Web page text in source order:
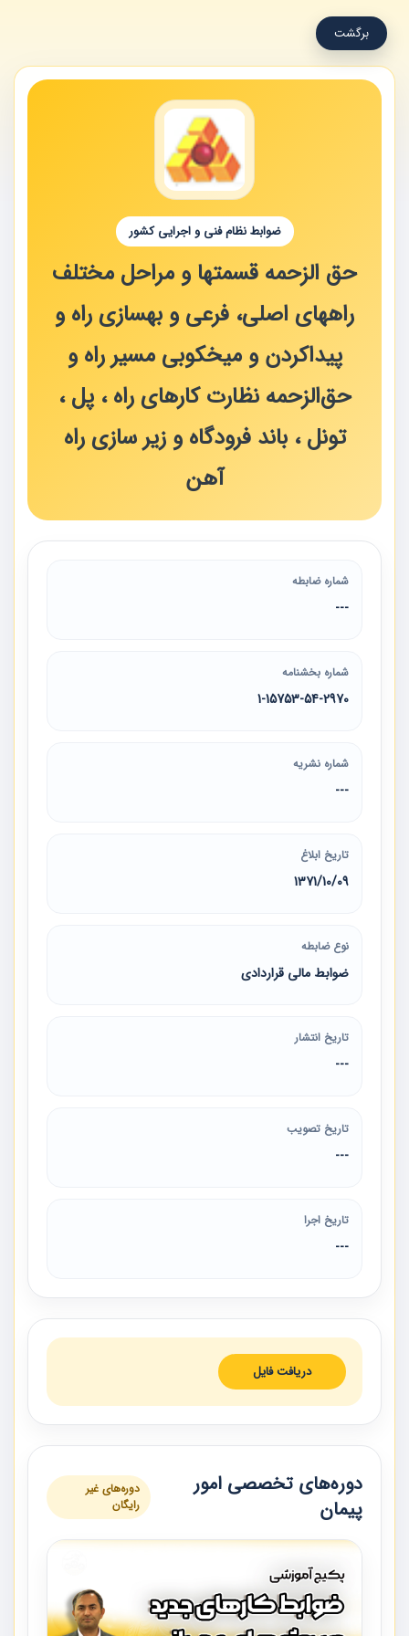
برگشت
ضوابط نظام فنی و اجرایی کشور
حق الزحمه قسمتها و مراحل مختلف
راههای اصلی، فرعی و بهسازی راه و
پیداکردن و میخکوبی مسیر راه و
حق‌الزحمه نظارت کارهای راه ، پل ،
تونل ، باند فرودگاه و زیر سازی راه
آهن
شماره ضابطه
---
شماره بخشنامه
1-15753-54-2970
شماره نشریه
---
تاریخ ابلاغ
1371/10/09
نوع ضابطه
ضوابط مالی قراردادی
تاریخ انتشار
---
تاریخ تصویب
---
تاریخ اجرا
---
دریافت فایل
دوره‌های تخصصی امور
پیمان
دوره‌های غیر
رایگان